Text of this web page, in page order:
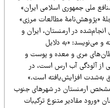
جمهوری اسلامی ایران»
«پژوهش‌نامۀ مطالعات مرزی»
در ارمنستان، ایران و
«به دلایل
مری و معده و پوست و
آب ارس است، در
افزایش‌یافته است.»
ارمنستان در شهرهای جنوب
مقادیر متنوع ترکیبات